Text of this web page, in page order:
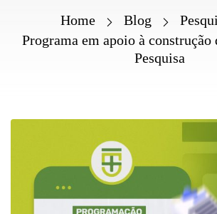
Home Blog
Programa em apoio à construção
Pesquisa